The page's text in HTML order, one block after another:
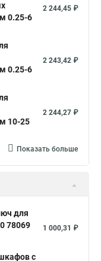
0.25-6
2 244,45 ₽
0.25-6
2 243,42 ₽
10-25
2 244,27 ₽
Показать больше
для
78069
1 000,31 ₽
с